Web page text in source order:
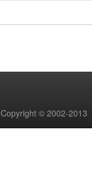
Copyright © 2002-2013